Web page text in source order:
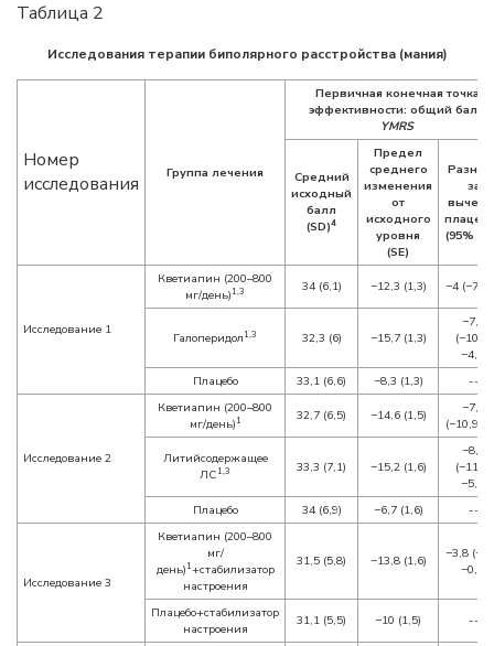
Таблица 2
Исследования терапии биполярного расстройства (мания)
Номер
исследования
Группа лечения
Первичная конечная точка
эффективности: общий балл
YMRS
Средний
исходный
балл
(SD)4
Предел
среднего
изменения
от
исходного
уровня
(SE)
за
(95%
Исследование 1
Кветиапин (200–800
мг/день)1,3 34 (6,1) −12,3 (1,3) −4 (−7,
Галоперидол1,3 32,3 (6) −15,7 (1,3)
−7,4
(−10,4,
−4,4)
Плацебо
33,1 (6,6) −8,3 (1,3) --
Исследование 2
Кветиапин (200–800
мг/день)1 32,7 (6,5) −14,6 (1,5)
−7,9
(−10,9,
Литийсодержащее
ЛС1,3 33,3 (7,1) −15,2 (1,6)
−8,5
(−11,5,
−5,5)
Плацебо
34 (6,9) −6,7 (1,6) --
Исследование 3
Кветиапин (200–800
мг/
день)1+стабилизатор
настроения
31,5 (5,8) −13,8 (1,6)
−3,8
−0,6)
Плацебо+стабилизатор
настроения
31,1 (5,5) −10 (1,5) --